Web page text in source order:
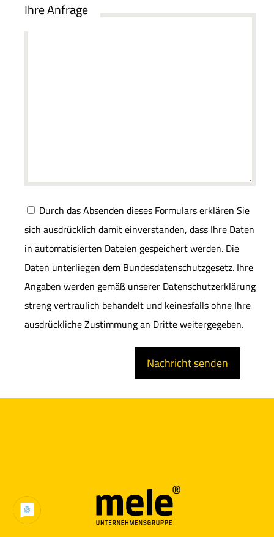
Ihre Anfrage
Durch das Absenden dieses Formulars erklären Sie
sich ausdrücklich damit einverstanden, dass Ihre Daten
in automatisierten Dateien gespeichert werden. Die
Daten unterliegen dem Bundesdatenschutzgesetz. Ihre
Angaben werden gemäß unserer Datenschutzerklärung
streng vertraulich behandelt und keinesfalls ohne Ihre
ausdrückliche Zustimmung an Dritte weitergegeben.